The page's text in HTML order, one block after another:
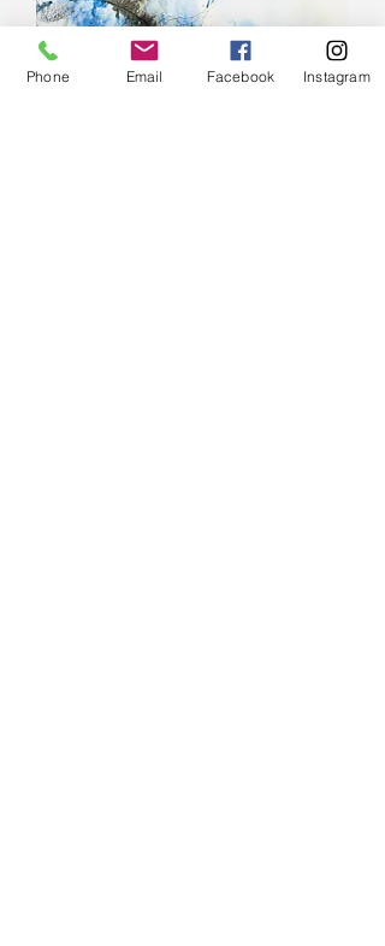
Phone Email Facebook Instagram